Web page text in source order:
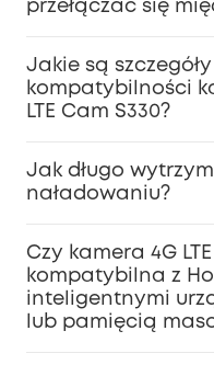
przełączać się
Jakie są
kompatybilności
LTE Cam S330?
Jak długo
naładowaniu?
Czy kamera 4G
kompatybilna z
inteligentnymi
lub pamięcią